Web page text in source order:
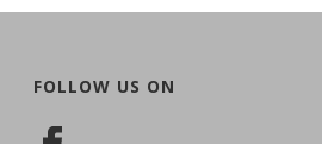
FOLLOW US ON